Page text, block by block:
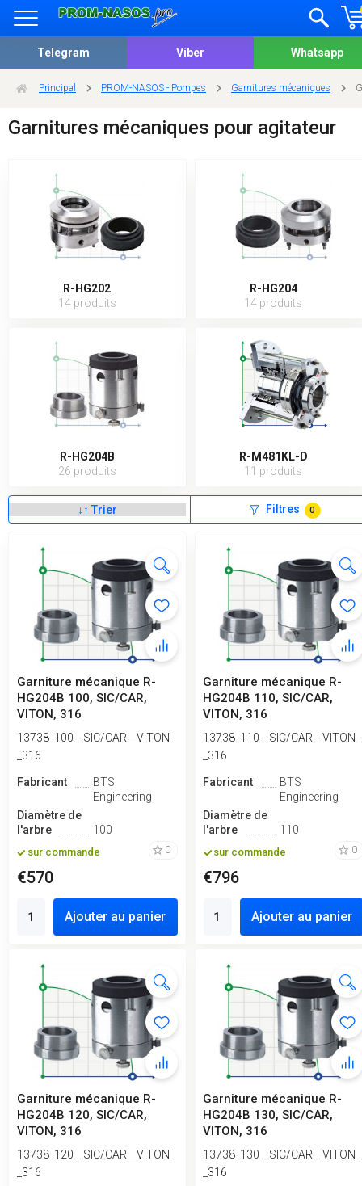
Telegram Viber Whatsapp
Principal PROM-NASOS - Pompes Garnitures mécaniques
Garnitures mécaniques pour agitateur
R-HG202
14 produits
R-HG204
14 produits
R-HG204B
26 produits
R-M481KL-D
11 produits
Filtres 0
Garniture mécanique R-
HG204B 100, SIC/CAR,
VITON, 316
13738_100__SIC/CAR__VITON_
_316
Fabricant
BTS
Engineering
Diamètre de
l'arbre
100
sur commande 0
€570
Ajouter au panier
Garniture mécanique R-
HG204B 110, SIC/CAR,
VITON, 316
13738_110__SIC/CAR__VITON_
_316
Fabricant
BTS
Engineering
Diamètre de
l'arbre
110
sur commande 0
€796
Ajouter au panier
Garniture mécanique R-
HG204B 120, SIC/CAR,
VITON, 316
13738_120__SIC/CAR__VITON_
_316
Garniture mécanique R-
HG204B 130, SIC/CAR,
VITON, 316
13738_130__SIC/CAR__VITON_
_316